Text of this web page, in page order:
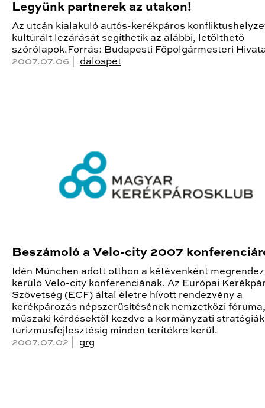
Legyünk partnerek az utakon!
Az utcán kialakuló autós-kerékpáros
kultúrált lezárását segíthetik az alábbi, letölthető
szórólapok.Forrás: Budapesti Főpolgármesteri
2007.07.06 | dalospet
Beszámoló a Velo-city 2007
Idén München adott otthon a kétévenként
kerülő Velo-city konferenciának. Az Európai
Szövetség (ECF) által életre hívott rendezvény a
kerékpározás népszerűsítésének nemzetközi
műszaki kérdésektől kezdve a kormányzati
turizmusfejlesztésig minden terítékre kerül.
2007.07.02 | grg